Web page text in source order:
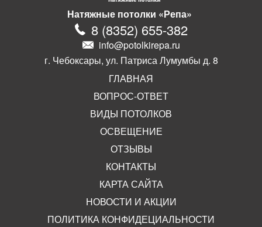
Натяжные потолки «Репа»
8 (8352) 655-382
info@potolkirepa.ru
г. Чебоксары, ул. Патриса Лумумбы д. 8
ГЛАВНАЯ
ВОПРОС-ОТВЕТ
ВИДЫ ПОТОЛКОВ
ОСВЕЩЕНИЕ
ОТЗЫВЫ
КОНТАКТЫ
КАРТА САЙТА
НОВОСТИ И АКЦИИ
ПОЛИТИКА КОНФИДЕЦИАЛЬНОСТИ